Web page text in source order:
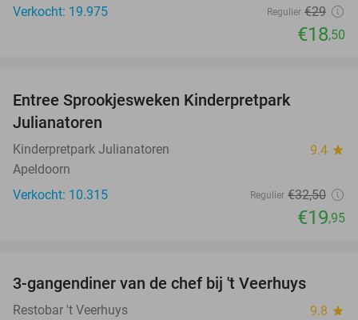
Verkocht: 19.975
Regulier €29
€18,50
Entree Sprookjesweken Kinderpretpark
Julianatoren
Kinderpretpark Julianatoren 9.4 star
Apeldoorn
Verkocht: 10.315
Regulier €32,50
€19,95
3-gangendiner van de chef bij 't Veerhuys
Restobar 't Veerhuys 9.8 star